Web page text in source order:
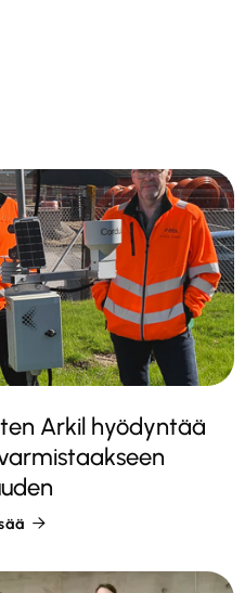
Arkil hyödyntää
